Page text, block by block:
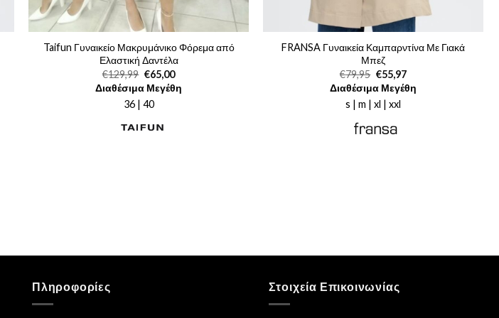
Taifun Γυναικείο Μακρυμάνικο Φόρεμα από
Ελαστική Δαντέλα
€129,99 Original
price
was:
€129,99.
€65,00Η
τρέχουσα
τιμή
Διαθέσιμα Μεγέθη
36 | 40
FRANSA Γυναικεία Καμπαρντίνα Με Γιακά
Μπεζ
€79,95 Original
price
was:
€79,95.
€55,97Η
τρέχουσα
τιμή
Διαθέσιμα Μεγέθη
s | m | xl | xxl
Πληροφορίες Στοιχεία Επικοινωνίας